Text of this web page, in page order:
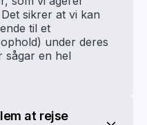
sikrer at vi kan
til et
under deres
sågar en hel
at rejse